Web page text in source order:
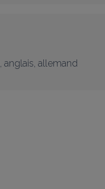
anglais allemand